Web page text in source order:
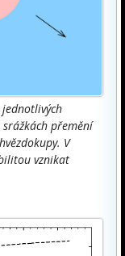
srážkách přemění
V
vznikat